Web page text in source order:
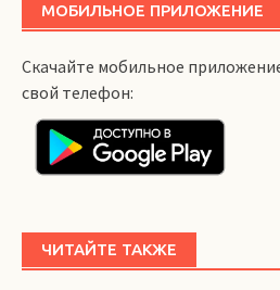
МОБИЛЬНОЕ ПРИЛОЖЕНИЕ
Скачайте мобильное
свой телефон:
ЧИТАЙТЕ ТАКЖЕ